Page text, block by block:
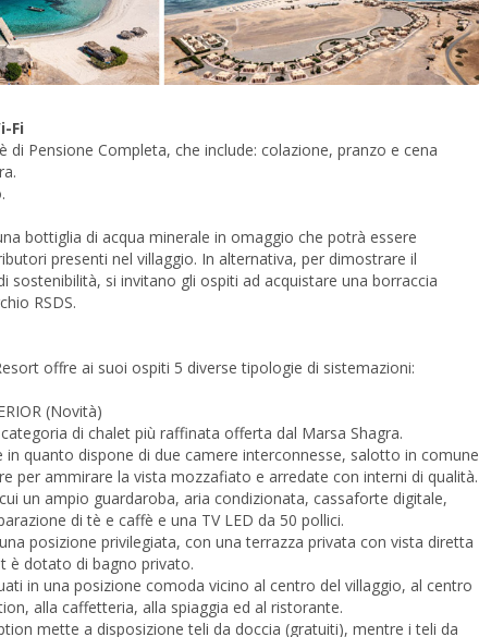
Fi
Pensione Completa, che include: colazione, pranzo e cena
bottiglia di acqua minerale in omaggio che potrà essere
presenti nel villaggio. In alternativa, per dimostrare il
sostenibilità, si invitano gli ospiti ad acquistare una borraccia
RSDS.
offre ai suoi ospiti 5 diverse tipologie di sistemazioni:
(Novità)
di chalet più raffinata offerta dal Marsa Shagra.
in quanto dispone di due camere interconnesse, salotto in comune
per ammirare la vista mozzafiato e arredate con interni di qualità.
un ampio guardaroba, aria condizionata, cassaforte digitale,
di tè e caffè e una TV LED da 50 pollici.
posizione privilegiata, con una terrazza privata con vista diretta
è dotato di bagno privato.
in una posizione comoda vicino al centro del villaggio, al centro
alla caffetteria, alla spiaggia ed al ristorante.
mette a disposizione teli da doccia (gratuiti), mentre i teli da